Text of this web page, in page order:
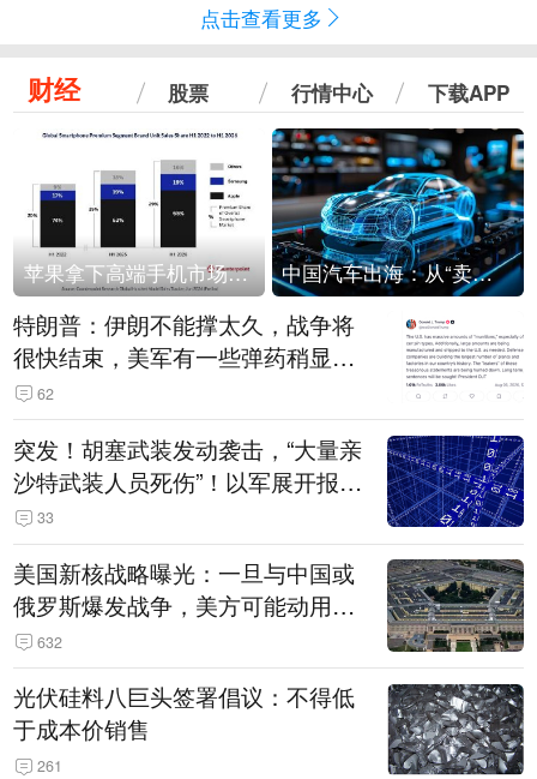
点击查看更多
财经 股票 行情中心 下载APP
苹果拿下高端手机市场65%的份额：iPhone 17系列功不可没 中国汽车出海：从“卖出去”到“走进去”
特朗普：伊朗不能撑太久，战争将
很快结束，美军有一些弹药稍显紧
张！伊朗公布拟议的海峡管理文本
62
突发！胡塞武装发动袭击，“大量亲
沙特武装人员死伤”！以军展开报复
性空袭
33
美国新核战略曝光：一旦与中国或
俄罗斯爆发战争，美方可能动用战
术核武器
632
光伏硅料八巨头签署倡议：不得低
于成本价销售
261